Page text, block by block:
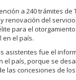
a 240 trámites
renovación del
para el
en el país.
asistentes fue el
el país, porque se
las concesiones de